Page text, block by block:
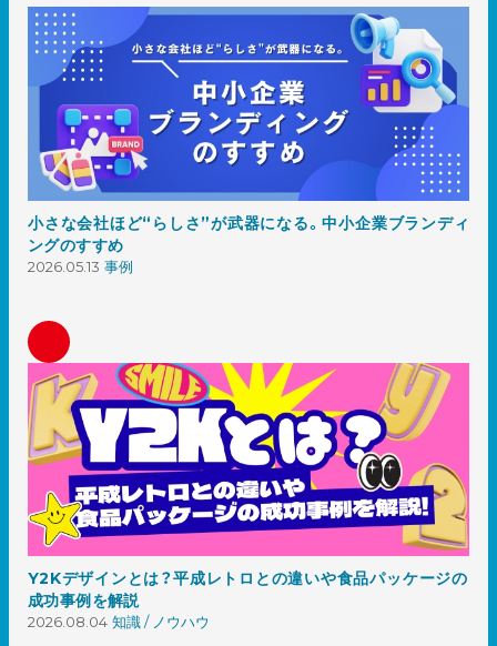
小さな会社ほど“らしさ”が武器になる。中小企業ブランディ
ングのすすめ
2026.05.13 事例
Y2Kデザインとは？平成レトロとの違いや食品パッケージの
成功事例を解説
2026.08.04 知識 / ノウハウ